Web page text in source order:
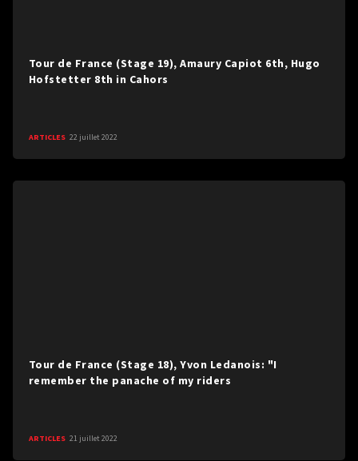
Tour de France (Stage 19), Amaury Capiot 6th, Hugo
Hofstetter 8th in Cahors
ARTICLES 22 juillet 2022
Tour de France (Stage 18), Yvon Ledanois: "I
remember the panache of my riders
ARTICLES 21 juillet 2022